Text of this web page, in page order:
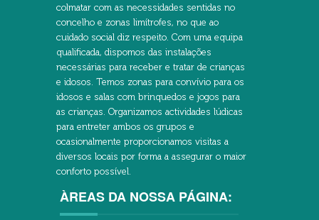
colmatar com as necessidades sentidas no
concelho e zonas limítrofes, no que ao
cuidado social diz respeito. Com uma equipa
qualificada, dispomos das instalações
necessárias para receber e tratar de crianças
e idosos. Temos zonas para convívio para os
idosos e salas com brinquedos e jogos para
as crianças. Organizamos actividades lúdicas
para entreter ambos os grupos e
ocasionalmente proporcionamos visitas a
diversos locais por forma a assegurar o maior
conforto possível.
ÀREAS DA NOSSA PÁGINA: